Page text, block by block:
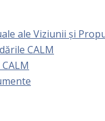
ale Viziunii și
CALM